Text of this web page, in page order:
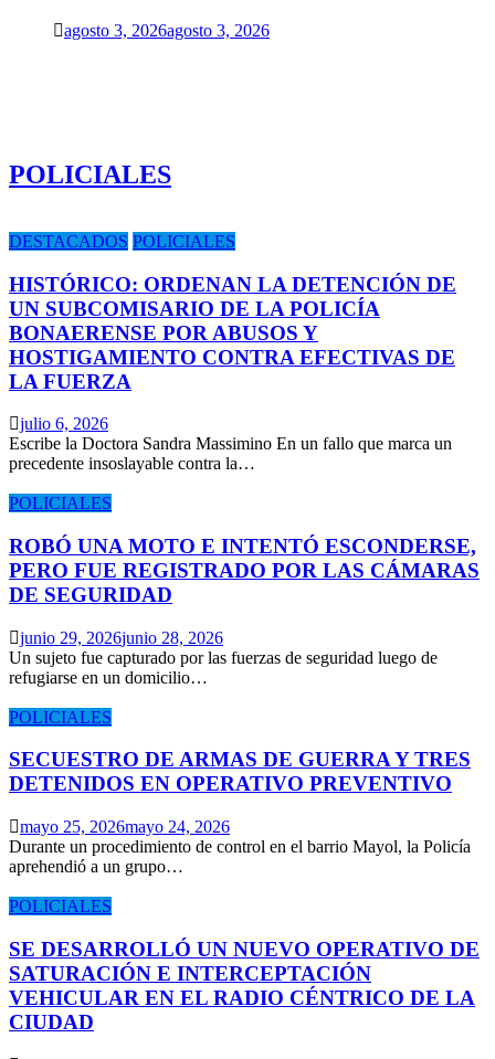
agosto 3, 2026agosto 3, 2026
POLICIALES
DESTACADOS POLICIALES
HISTÓRICO: ORDENAN LA DETENCIÓN DE
UN SUBCOMISARIO DE LA POLICÍA
BONAERENSE POR ABUSOS Y
HOSTIGAMIENTO CONTRA EFECTIVAS DE
LA FUERZA
julio 6, 2026
Escribe la Doctora Sandra Massimino En un fallo que marca un
precedente insoslayable contra la…
POLICIALES
ROBÓ UNA MOTO E INTENTÓ ESCONDERSE,
PERO FUE REGISTRADO POR LAS CÁMARAS
DE SEGURIDAD
junio 29, 2026junio 28, 2026
Un sujeto fue capturado por las fuerzas de seguridad luego de
refugiarse en un domicilio…
POLICIALES
SECUESTRO DE ARMAS DE GUERRA Y TRES
DETENIDOS EN OPERATIVO PREVENTIVO
mayo 25, 2026mayo 24, 2026
Durante un procedimiento de control en el barrio Mayol, la Policía
aprehendió a un grupo…
POLICIALES
SE DESARROLLÓ UN NUEVO OPERATIVO DE
SATURACIÓN E INTERCEPTACIÓN
VEHICULAR EN EL RADIO CÉNTRICO DE LA
CIUDAD